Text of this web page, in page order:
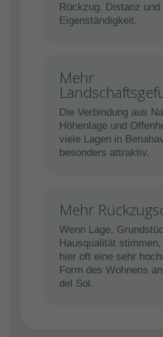
Rückzug, Distanz und
Eigenständigkeit.
Mehr
Die Verbindung aus
Höhenlage und
viele Lagen in
besonders attraktiv.
Mehr
Wenn Lage,
Hausqualität
hier oft eine sehr
Form des Wohnens
del Sol.